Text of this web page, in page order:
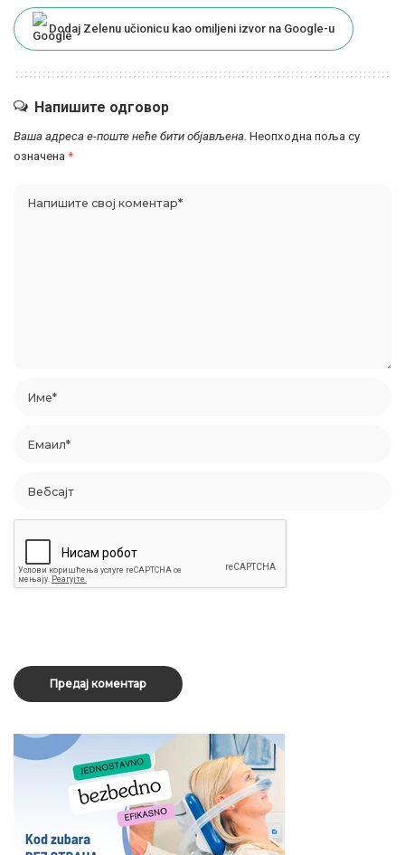
Dodaj Zelenu učionicu kao omiljeni izvor na Google-u
Напишите одговор
Ваша адреса е-поште неће бити објављена. Неопходна поља су
означена *